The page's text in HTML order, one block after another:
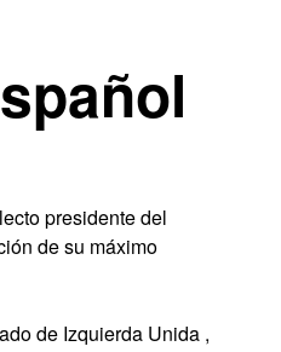
presidente del
de su máximo
de Izquierda Unida ,